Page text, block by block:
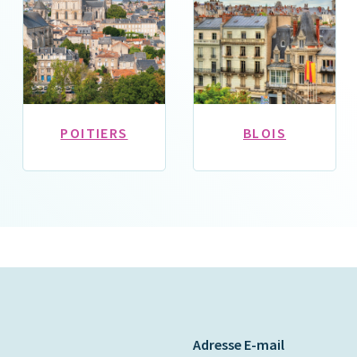
POITIERS BLOIS
Adresse E-mail